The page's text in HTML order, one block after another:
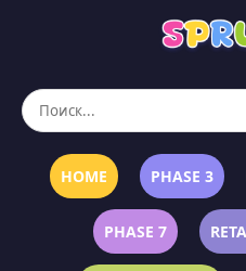
HOME PHASE 3
PHASE 7